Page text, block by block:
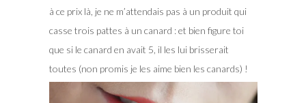
à ce prix là, je ne m’attendais pas à un produit qui
casse trois pattes à un canard : et bien figure toi
que si le canard en avait 5, il les lui brisserait
toutes (non promis je les aime bien les canards) !